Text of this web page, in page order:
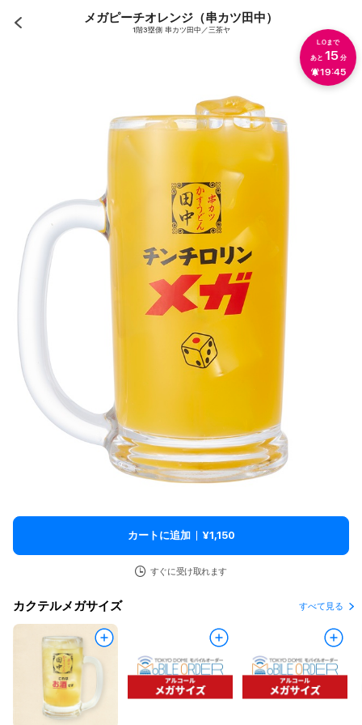
メガピーチオレンジ（串カツ田中）
1階3塁側 串カツ田中／三茶ヤ
L.Oまで
あと 15 分
19:45
カートに追加 ¥1,150
すぐに受け取れます
カクテルメガサイズ すべて見る